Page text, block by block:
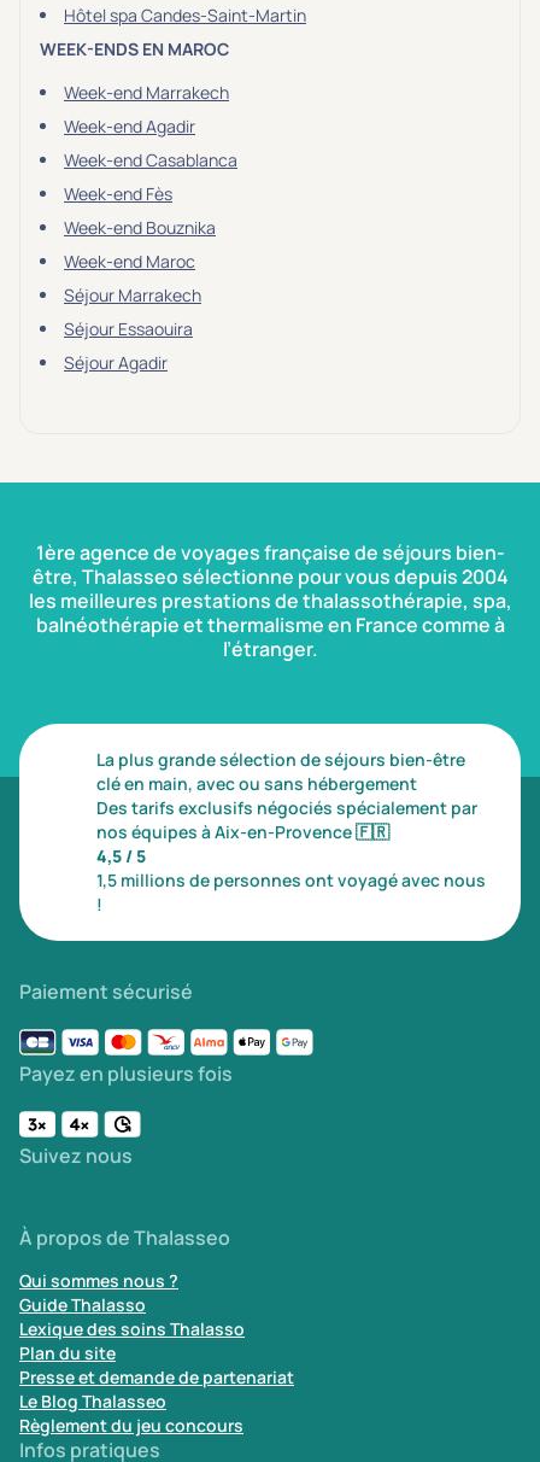
Hôtel spa Candes-Saint-Martin
WEEK-ENDS EN MAROC
Week-end Marrakech
Week-end Agadir
Week-end Casablanca
Week-end Fès
Week-end Bouznika
Week-end Maroc
Séjour Marrakech
Séjour Essaouira
Séjour Agadir
1ère agence de voyages française de séjours bien-
être, Thalasseo sélectionne pour vous depuis 2004
les meilleures prestations de thalassothérapie, spa,
balnéothérapie et thermalisme en France comme à
l’étranger.
La plus grande sélection de séjours bien-être
clé en main, avec ou sans hébergement
Des tarifs exclusifs négociés spécialement par
nos équipes à Aix-en-Provence🇫🇷
4,5 / 5
1,5 millions de personnes ont voyagé avec nous
!
Paiement sécurisé
Payez en plusieurs fois
Suivez nous
À propos de Thalasseo
Qui sommes nous ?
Guide Thalasso
Lexique des soins Thalasso
Plan du site
Presse et demande de partenariat
Le Blog Thalasseo
Règlement du jeu concours
Infos pratiques